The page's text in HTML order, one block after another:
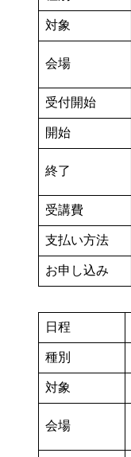
対象
会場
受付開始
開始
終了
受講費
支払い方法
お申し込み
日程
種別
対象
会場